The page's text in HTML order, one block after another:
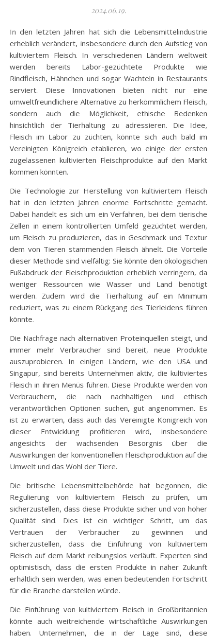
2024.06.19.
In den letzten Jahren hat sich die Lebensmittelindustrie
erheblich verändert, insbesondere durch den Aufstieg von
kultiviertem Fleisch. In verschiedenen Ländern weltweit
werden bereits Labor-gezüchtete Produkte wie
Rindfleisch, Hähnchen und sogar Wachteln in Restaurants
serviert. Diese Innovationen bieten nicht nur eine
umweltfreundlichere Alternative zu herkömmlichem Fleisch,
sondern auch die Möglichkeit, ethische Bedenken
hinsichtlich der Tierhaltung zu adressieren. Die Idee,
Fleisch im Labor zu züchten, könnte sich auch bald im
Vereinigten Königreich etablieren, wo einige der ersten
zugelassenen kultivierten Fleischprodukte auf den Markt
kommen könnten.
Die Technologie zur Herstellung von kultiviertem Fleisch
hat in den letzten Jahren enorme Fortschritte gemacht.
Dabei handelt es sich um ein Verfahren, bei dem tierische
Zellen in einem kontrollierten Umfeld gezüchtet werden,
um Fleisch zu produzieren, das in Geschmack und Textur
dem von Tieren stammenden Fleisch ähnelt. Die Vorteile
dieser Methode sind vielfältig: Sie könnte den ökologischen
Fußabdruck der Fleischproduktion erheblich verringern, da
weniger Ressourcen wie Wasser und Land benötigt
werden. Zudem wird die Tierhaltung auf ein Minimum
reduziert, was zu einem Rückgang des Tierleidens führen
könnte.
Die Nachfrage nach alternativen Proteinquellen steigt, und
immer mehr Verbraucher sind bereit, neue Produkte
auszuprobieren. In einigen Ländern, wie den USA und
Singapur, sind bereits Unternehmen aktiv, die kultiviertes
Fleisch in ihren Menüs führen. Diese Produkte werden von
Verbrauchern, die nach nachhaltigen und ethisch
verantwortlichen Optionen suchen, gut angenommen. Es
ist zu erwarten, dass auch das Vereinigte Königreich von
dieser Entwicklung profitieren wird, insbesondere
angesichts der wachsenden Besorgnis über die
Auswirkungen der konventionellen Fleischproduktion auf die
Umwelt und das Wohl der Tiere.
Die britische Lebensmittelbehörde hat begonnen, die
Regulierung von kultiviertem Fleisch zu prüfen, um
sicherzustellen, dass diese Produkte sicher und von hoher
Qualität sind. Dies ist ein wichtiger Schritt, um das
Vertrauen der Verbraucher zu gewinnen und
sicherzustellen, dass die Einführung von kultiviertem
Fleisch auf dem Markt reibungslos verläuft. Experten sind
optimistisch, dass die ersten Produkte in naher Zukunft
erhältlich sein werden, was einen bedeutenden Fortschritt
für die Branche darstellen würde.
Die Einführung von kultiviertem Fleisch in Großbritannien
könnte auch weitreichende wirtschaftliche Auswirkungen
haben. Unternehmen, die in der Lage sind, diese